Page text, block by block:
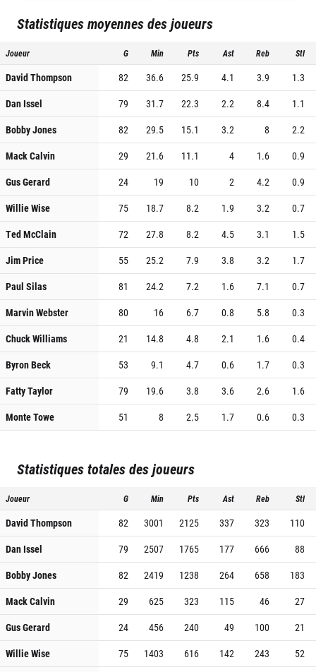
Statistiques moyennes des joueurs
Joueur G Min Pts Ast Reb Stl
David Thompson 82 36.6 25.9 4.1 3.9
1.3
Dan Issel
79 31.7 22.3 2.2 8.4
1.1
Bobby Jones
82 29.5 15.1 3.2 8
2.2
Mack Calvin
29 21.6 11.1 4 1.6
0.9
Gus Gerard
24 19 10 2 4.2
0.9
Willie Wise
75 18.7 8.2 1.9 3.2
0.7
Ted McClain
72 27.8 8.2 4.5 3.1
1.5
Jim Price
55 25.2 7.9 3.8 3.2
1.7
Paul Silas
81 24.2 7.2 1.6 7.1
0.7
Marvin Webster
80 16 6.7 0.8 5.8
0.3
Chuck Williams
21 14.8 4.8 2.1 1.6
0.4
Byron Beck
53 9.1 4.7 0.6 1.7
0.3
Fatty Taylor
79 19.6 3.8 3.6 2.6
1.6
Monte Towe
51 8 2.5 1.7 0.6 0.3
Statistiques totales des joueurs
Joueur G Min Pts Ast Reb Stl
David Thompson 82 3001 2125 337 323
110
Dan Issel
79 2507 1765 177 666
88
Bobby Jones
82 2419 1238 264 658
183
Mack Calvin
29 625 323 115 46
27
Gus Gerard
24 456 240 49 100
21
Willie Wise
75 1403 616 142 243
52